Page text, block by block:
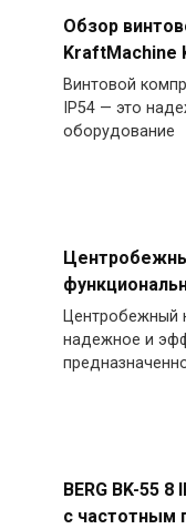
Обзор
KraftMachine
Винтовой
IP54 — это
оборудование
Центробежный
надежное и
BERG BK-55
с частотным